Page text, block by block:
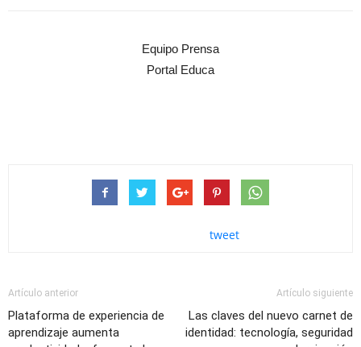
Equipo Prensa
Portal Educa
tweet
Artículo anterior
Plataforma de experiencia de
aprendizaje aumenta
Artículo siguiente
Las claves del nuevo carnet de
identidad: tecnología, seguridad